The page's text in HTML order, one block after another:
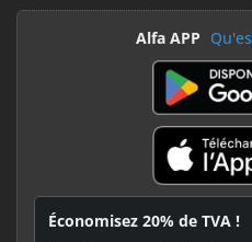
Alfa APP
Économisez 20% de TVA !